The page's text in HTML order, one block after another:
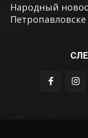
Народный
Петропавловске